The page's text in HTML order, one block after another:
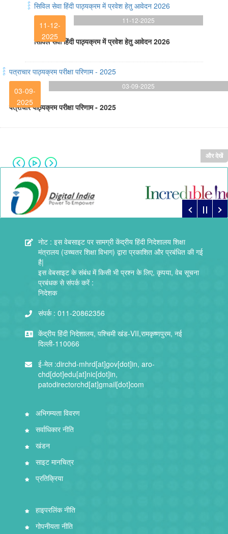
सिविल सेवा हिंदी पाठ्यक्रम में प्रवेश हेतु आवेदन 2026
11-12-
2025
11-12-2025
सिविल सेवा हिंदी पाठ्यक्रम में प्रवेश हेतु आवेदन 2026
पत्राचार पाठ्यक्रम परीक्षा परिणाम - 2025
03-09-
2025
03-09-2025
पत्राचार पाठ्यक्रम परीक्षा परिणाम - 2025
और देखें
नोट : इस वेबसाइट पर सामग्री केंद्रीय हिंदी निदेशालय शिक्षा
मंत्रालय (उच्चतर शिक्षा विभाग) द्वारा प्रकाशित और प्रबंधित की गई
है|
इस वेबसाइट के संबंध में किसी भी प्रश्न के लिए, कृपया, वेब सूचना
प्रबंधक से संपर्क करें :
निदेशक
संपर्क : 011-20862356
केंद्रीय हिंदी निदेशालय, पश्चिमी खंड-VII,रामकृष्णपुरम, नई
दिल्ली-110066
ई-मेल :dirchd-mhrd[at]gov[dot]in, aro-
chd[dot]edu[at]nic[dot]in,
patodirectorchd[at]gmail[dot]com
अभिगम्यता विवरण
सर्वाधिकार नीति
खंडन
साइट मानचित्र
प्रतिक्रिया
हाइपरलिंक नीति
गोपनीयता नीति